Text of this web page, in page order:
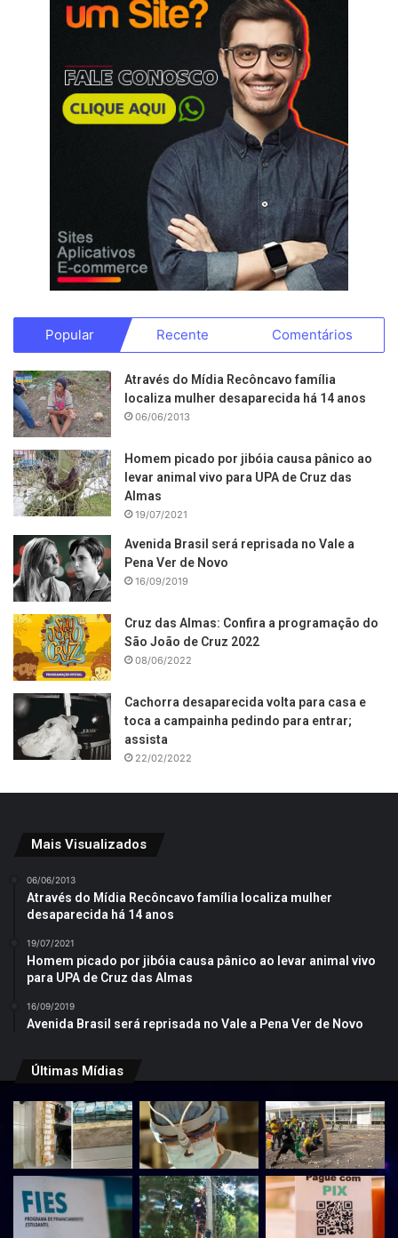
Popular Recente Comentários
Através do Mídia Recôncavo família
localiza mulher desaparecida há 14 anos
06/06/2013
Homem picado por jibóia causa pânico ao
levar animal vivo para UPA de Cruz das
Almas
19/07/2021
Avenida Brasil será reprisada no Vale a
Pena Ver de Novo
16/09/2019
Cruz das Almas: Confira a programação do
São João de Cruz 2022
08/06/2022
Cachorra desaparecida volta para casa e
toca a campainha pedindo para entrar;
assista
22/02/2022
Mais Visualizados
06/06/2013
Através do Mídia Recôncavo família localiza mulher
desaparecida há 14 anos
19/07/2021
Homem picado por jibóia causa pânico ao levar animal vivo
para UPA de Cruz das Almas
16/09/2019
Avenida Brasil será reprisada no Vale a Pena Ver de Novo
Últimas Mídias